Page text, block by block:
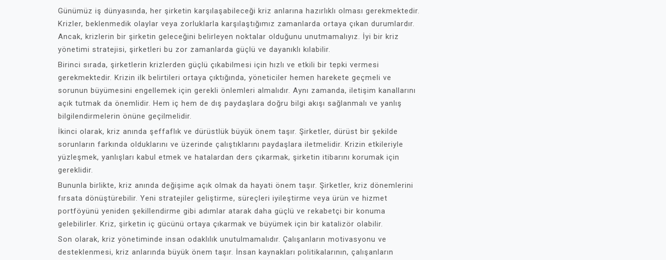
Günümüz iş dünyasında, her şirketin karşılaşabileceği kriz anlarına hazırlıklı olması gerekmektedir.
Krizler, beklenmedik olaylar veya zorluklarla karşılaştığımız zamanlarda ortaya çıkan durumlardır.
Ancak, krizlerin bir şirketin geleceğini belirleyen noktalar olduğunu unutmamalıyız. İyi bir kriz
yönetimi stratejisi, şirketleri bu zor zamanlarda güçlü ve dayanıklı kılabilir.
Birinci sırada, şirketlerin krizlerden güçlü çıkabilmesi için hızlı ve etkili bir tepki vermesi
gerekmektedir. Krizin ilk belirtileri ortaya çıktığında, yöneticiler hemen harekete geçmeli ve
sorunun büyümesini engellemek için gerekli önlemleri almalıdır. Aynı zamanda, iletişim kanallarını
açık tutmak da önemlidir. Hem iç hem de dış paydaşlara doğru bilgi akışı sağlanmalı ve yanlış
bilgilendirmelerin önüne geçilmelidir.
İkinci olarak, kriz anında şeffaflık ve dürüstlük büyük önem taşır. Şirketler, dürüst bir şekilde
sorunların farkında olduklarını ve üzerinde çalıştıklarını paydaşlara iletmelidir. Krizin etkileriyle
yüzleşmek, yanlışları kabul etmek ve hatalardan ders çıkarmak, şirketin itibarını korumak için
gereklidir.
Bununla birlikte, kriz anında değişime açık olmak da hayati önem taşır. Şirketler, kriz dönemlerini
fırsata dönüştürebilir. Yeni stratejiler geliştirme, süreçleri iyileştirme veya ürün ve hizmet
portföyünü yeniden şekillendirme gibi adımlar atarak daha güçlü ve rekabetçi bir konuma
gelebilirler. Kriz, şirketin iç gücünü ortaya çıkarmak ve büyümek için bir katalizör olabilir.
Son olarak, kriz yönetiminde insan odaklılık unutulmamalıdır. Çalışanların motivasyonu ve
desteklenmesi, kriz anlarında büyük önem taşır. İnsan kaynakları politikalarının, çalışanların